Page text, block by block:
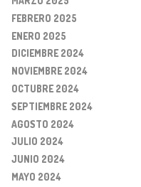
FEBRERO 2025
ENERO 2025
DICIEMBRE 2024
NOVIEMBRE 2024
OCTUBRE 2024
SEPTIEMBRE 2024
AGOSTO 2024
JULIO 2024
JUNIO 2024
MAYO 2024